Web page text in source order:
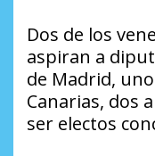
Dos de los
aspiran a
de Madrid,
Canarias, dos
ser electos